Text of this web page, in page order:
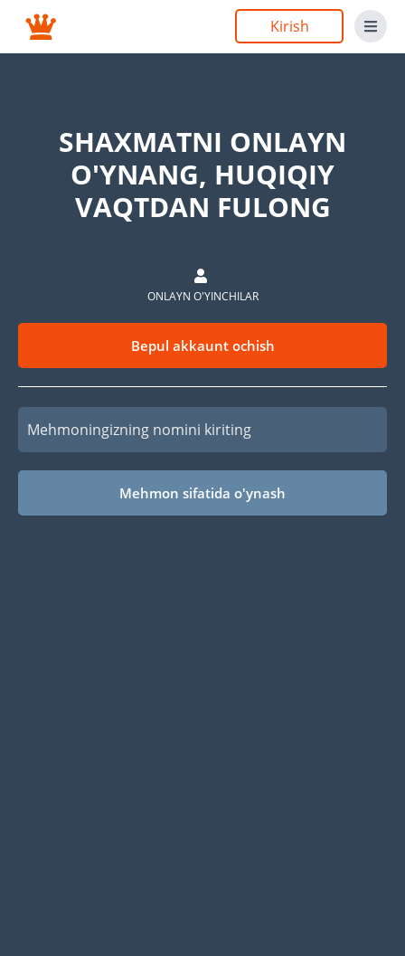
Kirish
SHAXMATNI ONLAYN
O'YNANG, HUQIQIY
VAQTDAN FULONG
Bepul akkaunt ochish
ONLAYN O'YINCHILAR
Mehmon sifatida o'ynash